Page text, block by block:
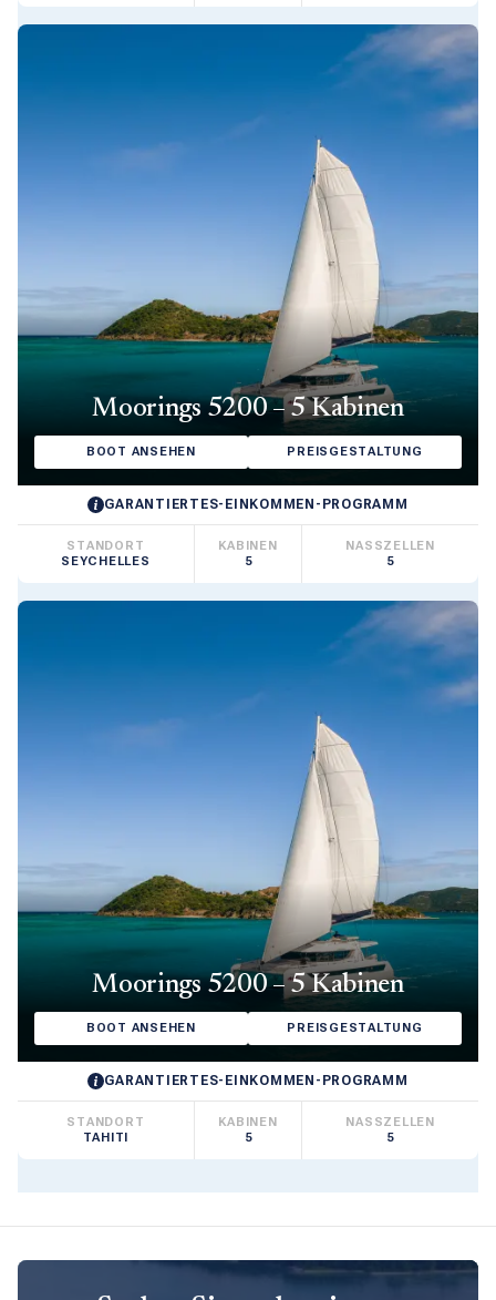
Moorings 5200 – 5 Kabinen
BOOT ANSEHEN PREISGESTALTUNG
GARANTIERTES-EINKOMMEN-PROGRAMM
STANDORT
SEYCHELLES
KABINEN
5
NASSZELLEN
5
Moorings 5200 – 5 Kabinen
BOOT ANSEHEN PREISGESTALTUNG
GARANTIERTES-EINKOMMEN-PROGRAMM
STANDORT
TAHITI
KABINEN
5
NASSZELLEN
5